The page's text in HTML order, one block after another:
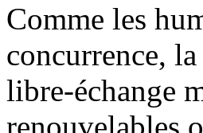
Comme les
concurrence,
libre-échange
renouvelables